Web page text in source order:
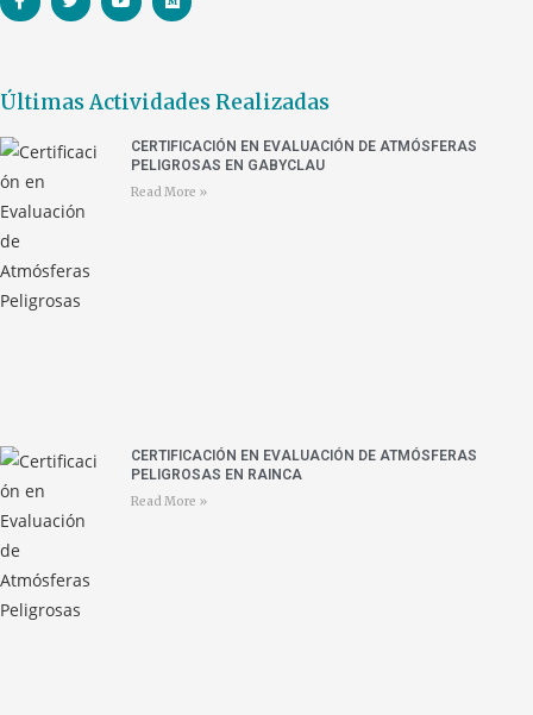
Últimas Actividades Realizadas
CERTIFICACIÓN EN EVALUACIÓN DE ATMÓSFERAS
PELIGROSAS EN GABYCLAU
Read More »
CERTIFICACIÓN EN EVALUACIÓN DE ATMÓSFERAS
PELIGROSAS EN RAINCA
Read More »